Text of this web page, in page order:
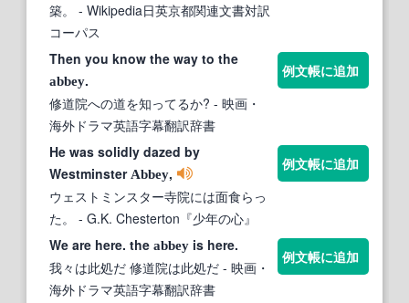
築。
- Wikipedia日英京都関連文書対訳
コーパス
Then you know the way to the
abbey.
修道院への道を知ってるか? - 映画・
海外ドラマ英語字幕翻訳辞書
例文帳に追加
He was solidly dazed by
Westminster Abbey,
ウェストミンスター寺院には面食らっ
た。
- G.K. Chesterton『少年の心』
例文帳に追加
We are here. the abbey is here.
我々は此処だ 修道院は此処だ - 映画・
海外ドラマ英語字幕翻訳辞書
例文帳に追加